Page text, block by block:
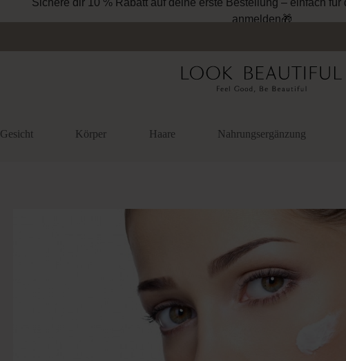
Sichere dir 10 % Rabatt auf deine erste Bestellung – einfach
anmelden🎁
Gesicht Körper Haare Nahrungsergänzung